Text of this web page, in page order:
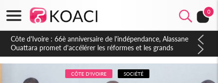
0
Côte d'Ivoire : À Abidjan, Amadou Oury Bah admire le modèle
ivoirien et veut s'en inspirer pour accélérer le développement
de la Guinée
CÔTE D'IVOIRE SOCIÉTÉ